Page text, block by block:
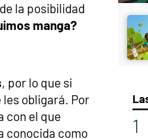
la posibilidad
manga?
, por lo que si
obligará. Por
con el que
conocida como